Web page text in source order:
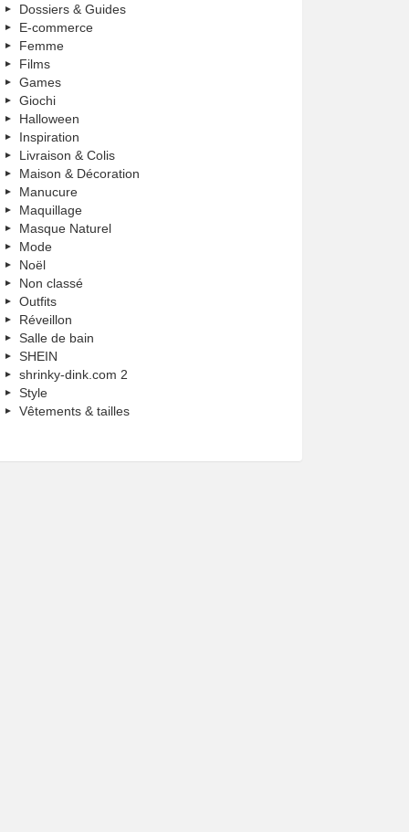
Dossiers & Guides
E-commerce
Femme
Films
Games
Giochi
Halloween
Inspiration
Livraison & Colis
Maison & Décoration
Manucure
Maquillage
Masque Naturel
Mode
Noël
Non classé
Outfits
Réveillon
Salle de bain
SHEIN
shrinky-dink.com 2
Style
Vêtements & tailles